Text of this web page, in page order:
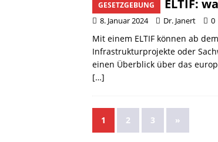
GESETZGEBUNG ELTIF:
8. Januar 2024 Dr. Janert 0
Mit einem ELTIF können ab
Infrastrukturprojekte oder
einen Überblick über das
[…]
1 2 3 »